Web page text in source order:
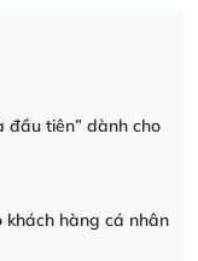
đầu tiên” dành cho
hàng cá nhân